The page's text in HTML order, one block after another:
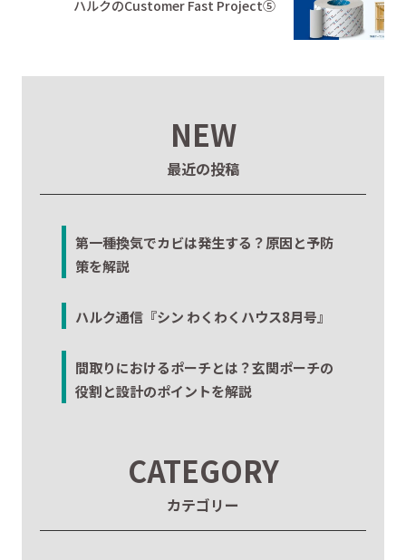
ハルクのCustomer Fast Project⑤
NEW
最近の投稿
第一種換気でカビは発生する？原因と予防
策を解説
ハルク通信『シン わくわくハウス8月号』
間取りにおけるポーチとは？玄関ポーチの
役割と設計のポイントを解説
CATEGORY
カテゴリー